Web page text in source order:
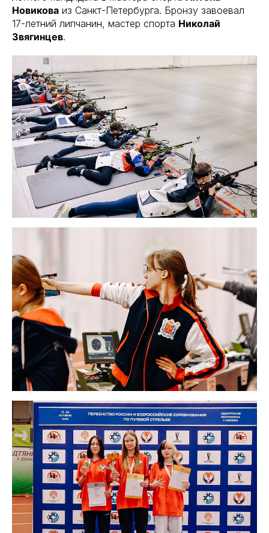
Новикова из Санкт-Петербурга. Бронзу завоевал
17-летний липчанин, мастер спорта Николай
Звягинцев.